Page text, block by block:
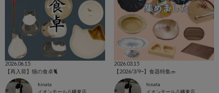
2026.06.15
【再入荷】猫の食卓🐈
hinata
イオンモール八幡東店
2026.03.15
【2026/3/9~】食器特集🥗
hinata
イオンモール八幡東店